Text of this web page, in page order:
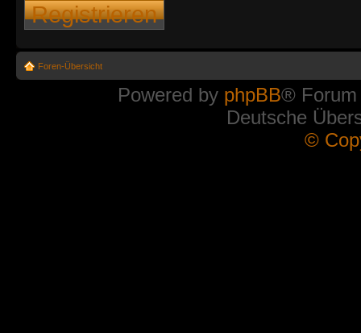
Registrieren
Foren-Übersicht
Powered by phpBB®
Deutsche
©